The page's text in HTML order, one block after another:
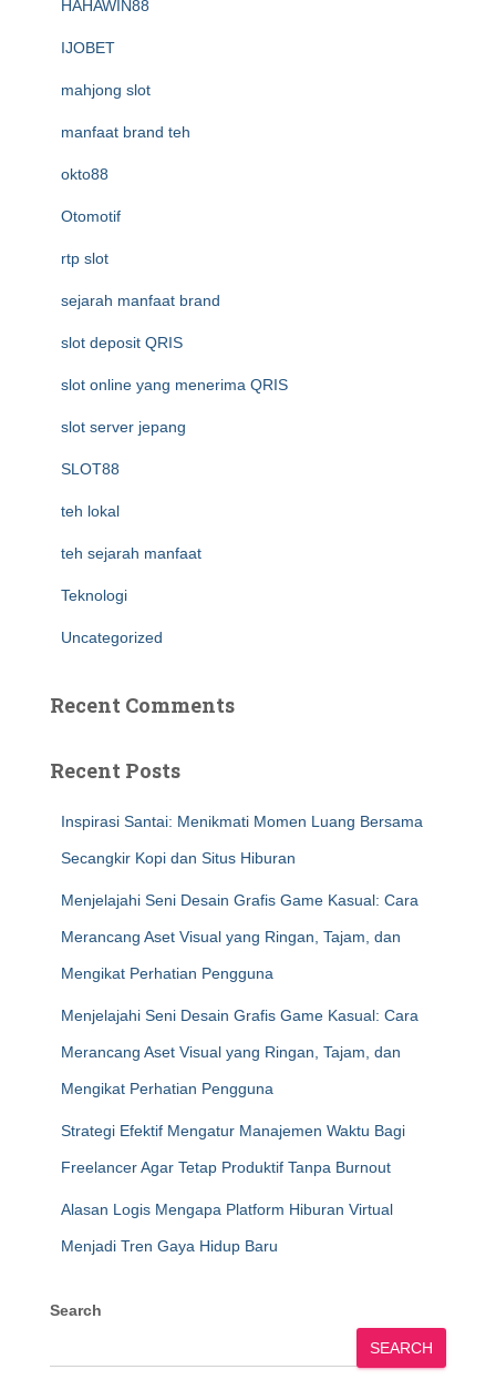
HAHAWIN88
IJOBET
mahjong slot
manfaat brand teh
okto88
Otomotif
rtp slot
sejarah manfaat brand
slot deposit QRIS
slot online yang menerima QRIS
slot server jepang
SLOT88
teh lokal
teh sejarah manfaat
Teknologi
Uncategorized
Recent Comments
Recent Posts
Inspirasi Santai: Menikmati Momen Luang Bersama
Secangkir Kopi dan Situs Hiburan
Menjelajahi Seni Desain Grafis Game Kasual: Cara
Merancang Aset Visual yang Ringan, Tajam, dan
Mengikat Perhatian Pengguna
Menjelajahi Seni Desain Grafis Game Kasual: Cara
Merancang Aset Visual yang Ringan, Tajam, dan
Mengikat Perhatian Pengguna
Strategi Efektif Mengatur Manajemen Waktu Bagi
Freelancer Agar Tetap Produktif Tanpa Burnout
Alasan Logis Mengapa Platform Hiburan Virtual
Menjadi Tren Gaya Hidup Baru
Search
SEARCH